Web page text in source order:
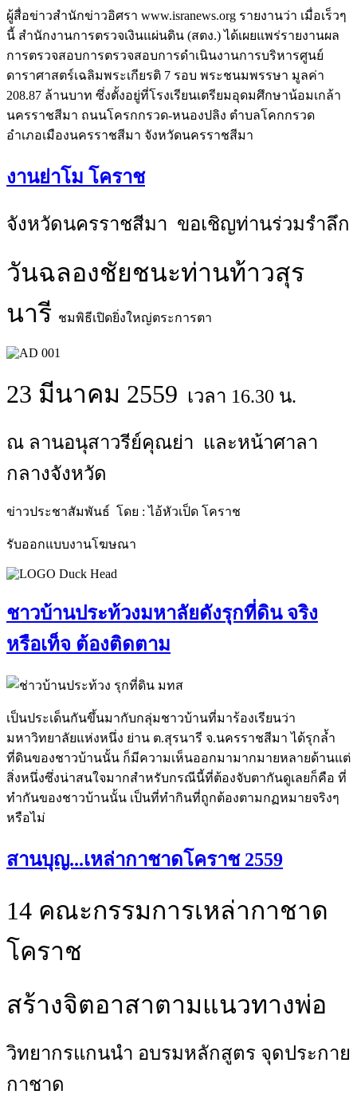
ผู้สื่อข่าวสำนักข่าวอิศรา www.isranews.org รายงานว่า เมื่อเร็วๆ
นี้ สำนักงานการตรวจเงินแผ่นดิน (สตง.) ได้เผยแพร่รายงานผล
การตรวจสอบการตรวจสอบการดำเนินงานการบริหารศูนย์
ดาราศาสตร์เฉลิมพระเกียรติ 7 รอบ พระชนมพรรษา มูลค่า
208.87 ล้านบาท ซึ่งตั้งอยู่ที่โรงเรียนเตรียมอุดมศึกษาน้อมเกล้า
นครราชสีมา ถนนโครกกรวด-หนองปลิง ตำบลโคกกรวด
อำเภอเมืองนครราชสีมา จังหวัดนครราชสีมา
งานย่าโม โคราช
จังหวัดนครราชสีมา ขอเชิญท่านร่วมรำลึก
วันฉลองชัยชนะท่านท้าวสุร
นารี ชมพิธีเปิดยิ่งใหญ่ตระการตา
23 มีนาคม 2559 เวลา 16.30 น.
ณ ลานอนุสาวรีย์คุณย่า และหน้าศาลา
กลางจังหวัด
ข่าวประชาสัมพันธ์ โดย : ไอ้หัวเป็ด โคราช
รับออกแบบงานโฆษณา
ชาวบ้านประท้วงมหาลัยดังรุกที่ดิน จริง
หรือเท็จ ต้องติดตาม
เป็นประเด็นกันขึ้นมากับกลุ่มชาวบ้านที่มาร้องเรียนว่า
มหาวิทยาลัยแห่งหนึ่ง ย่าน ต.สุรนารี จ.นครราชสีมา ได้รุกล้ำ
ที่ดินของชาวบ้านนั้น ก็มีความเห็นออกมามากมายหลายด้านแต่
สิ่งหนึ่งซึ่งน่าสนใจมากสำหรับกรณีนี้ที่ต้องจับตากันดูเลยก็คือ ที่
ทำกันของชาวบ้านนั้น เป็นที่ทำกินที่ถูกต้องตามกฏหมายจริงๆ
หรือไม่
สานบุญ...เหล่ากาชาดโคราช 2559
14 คณะกรรมการเหล่ากาชาด
โคราช
สร้างจิตอาสาตามแนวทางพ่อ
วิทยากรแกนนำ อบรมหลักสูตร จุดประกาย
กาชาด